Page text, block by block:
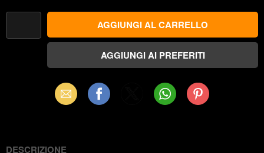
Email Facebook WhatsAppPinterest
DESCRIZIONE